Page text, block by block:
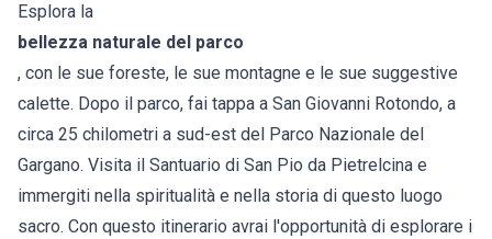
Esplora la
bellezza naturale del parco
, con le sue foreste, le sue montagne e le sue suggestive
calette. Dopo il parco, fai tappa a San Giovanni Rotondo, a
circa 25 chilometri a sud-est del Parco Nazionale del
Gargano. Visita il Santuario di San Pio da Pietrelcina e
immergiti nella spiritualità e nella storia di questo luogo
sacro. Con questo itinerario avrai l'opportunità di esplorare i